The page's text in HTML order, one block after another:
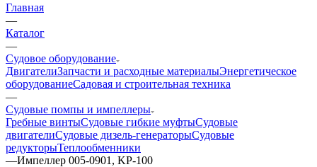
Главная
—
Каталог
—
Судовое оборудование
ДвигателиЗапчасти и расходные материалыЭнергетическое
оборудованиеСадовая и строительная техника
—
Судовые помпы и импеллеры
Гребные винтыСудовые гибкие муфтыСудовые
двигателиСудовые дизель-генераторыСудовые
редукторыТеплообменники
—Импеллер 005-0901, KP-100